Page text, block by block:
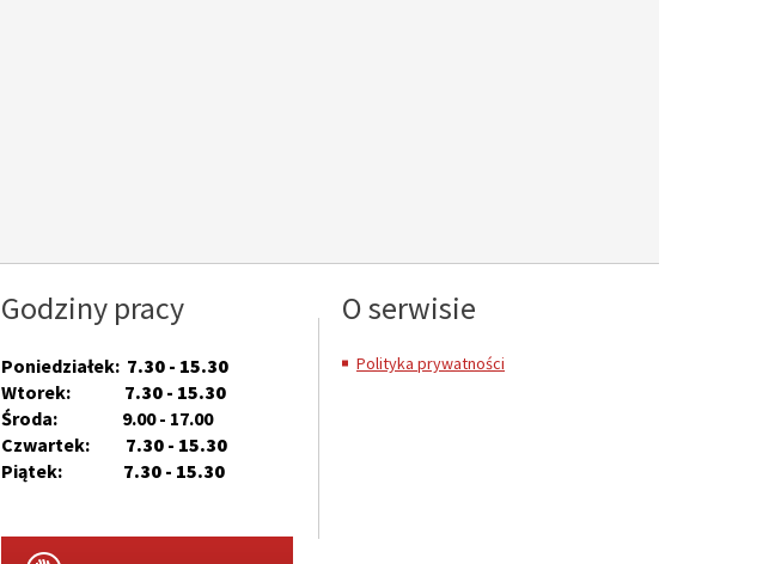
Godziny pracy
Poniedziałek: 7.30 - 15.30
Wtorek: 7.30 - 15.30
Środa: 9.00 - 17.00
Czwartek: 7.30 - 15.30
Piątek: 7.30 - 15.30
O serwisie
Polityka prywatności